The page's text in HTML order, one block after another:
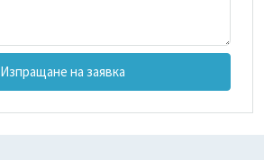
Изпращане на заявка